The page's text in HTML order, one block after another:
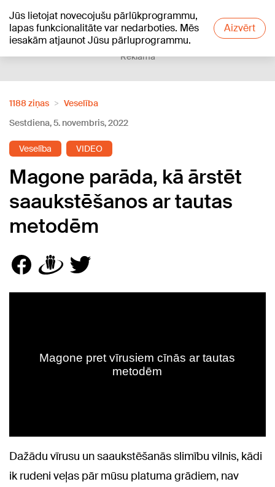
Jūs lietojat novecojušu pārlūkprogrammu,
lapas funkcionalitāte var nedarboties. Mēs
iesakām atjaunot Jūsu pārluprogrammu.
Aizvērt
+16°C
Reklāma
1188 ziņas
Veselība
Sestdiena, 5. novembris, 2022
Veselība VIDEO
Magone parāda, kā ārstēt
saaukstēšanos ar tautas
metodēm
Dažādu vīrusu un saaukstēšanās slimību vilnis, kādi
ik rudeni veļas pār mūsu platuma grādiem, nav